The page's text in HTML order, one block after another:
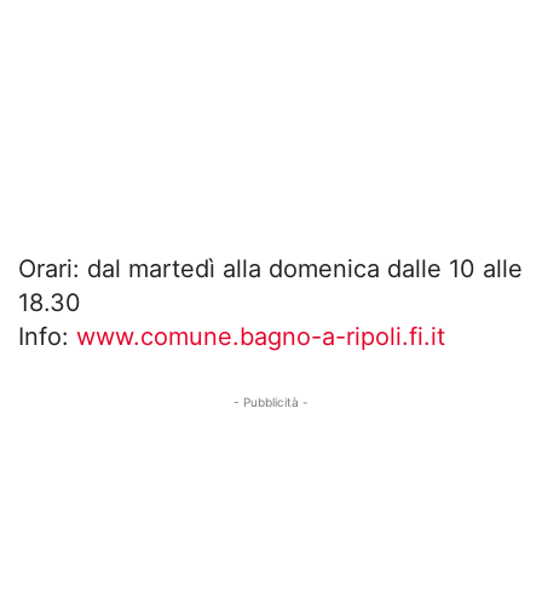
Orari: dal martedì alla domenica dalle 10 alle
18.30
Info: www.comune.bagno-a-ripoli.fi.it
- Pubblicità -